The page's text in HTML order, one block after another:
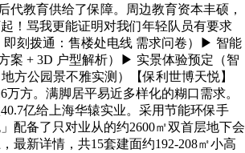
代教育供给了保障。周边教育资本丰硕，
！骂我更能证明对我们年轻队员有要求
即刻拨通：售楼处电线 需求问卷）▶ 智能
案 + 3D 户型解析）▶ 实景体验预定（智
方公园景不雅实测）【保利世博天悦】
万方。满脚居平易近多样化的糊口需求。
亿给上海华辕实业。采用节能环保手
配备了只对业从的约2600㎡双首层地下会
最新详情，共15套建面约192-208㎡小高